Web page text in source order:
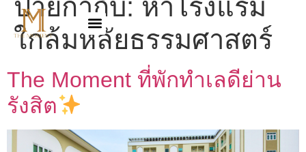
ป้ายกำกับ: หาโรงแรม
ใกล้มหลัยธรรมศาสตร์
The Moment ที่พักทำเลดีย่าน
รังสิต